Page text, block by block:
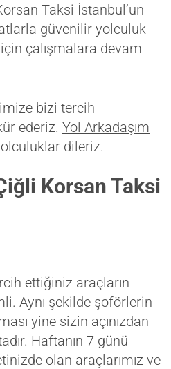
Taksi İstanbul’un
güvenilir yolculuk
çalışmalara devam
bizi tercih
ederiz. Yol Arkadaşım
dileriz.
Korsan Taksi
ettiğiniz araçların
Aynı şekilde şoförlerin
yine sizin açınızdan
Haftanın 7 günü
olan araçlarımız ve